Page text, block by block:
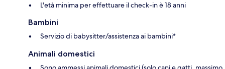
L'età minima per effettuare il check-in è 18 anni
Bambini
Servizio di babysitter/assistenza ai bambini*
Animali domestici